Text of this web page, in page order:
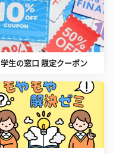
学生の窓口 限定クーポン